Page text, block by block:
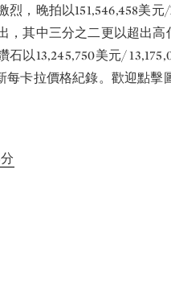
，晚拍以151,546,458美元
，其中三分之二更以超出
以13,245,750美元/
每卡拉價格紀錄。歡迎點